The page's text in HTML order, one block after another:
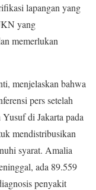
lapangan yang
yang
memerlukan
menjelaskan bahwa
pers setelah
di Jakarta pada
mendistribusikan
syarat. Amalia
ada 89.559
penyakit